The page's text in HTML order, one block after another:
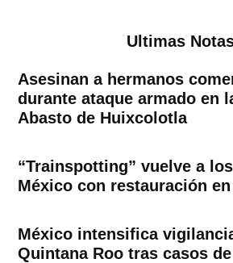
Ultimas
Asesinan a hermanos
durante ataque armado en
Abasto de Huixcolotla
“Trainspotting” vuelve a
México con restauración
México intensifica
Quintana Roo tras casos